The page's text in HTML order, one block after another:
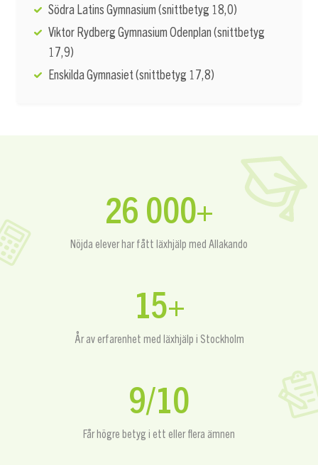
Södra Latins Gymnasium (snittbetyg 18,0)
Viktor Rydberg Gymnasium Odenplan (snittbetyg
17,9)
Enskilda Gymnasiet (snittbetyg 17,8)
26 000+
Nöjda elever har fått läxhjälp med Allakando
15+
År av erfarenhet med läxhjälp i Stockholm
9/10
Får högre betyg i ett eller flera ämnen